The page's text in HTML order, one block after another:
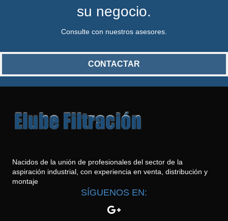
su negocio.
Consulte con nuestros asesores.
CONTACTAR
Nacidos de la unión de profesionales del sector de la
aspiración industrial, con experiencia en venta, distribución y
montaje
SÍGUENOS EN: